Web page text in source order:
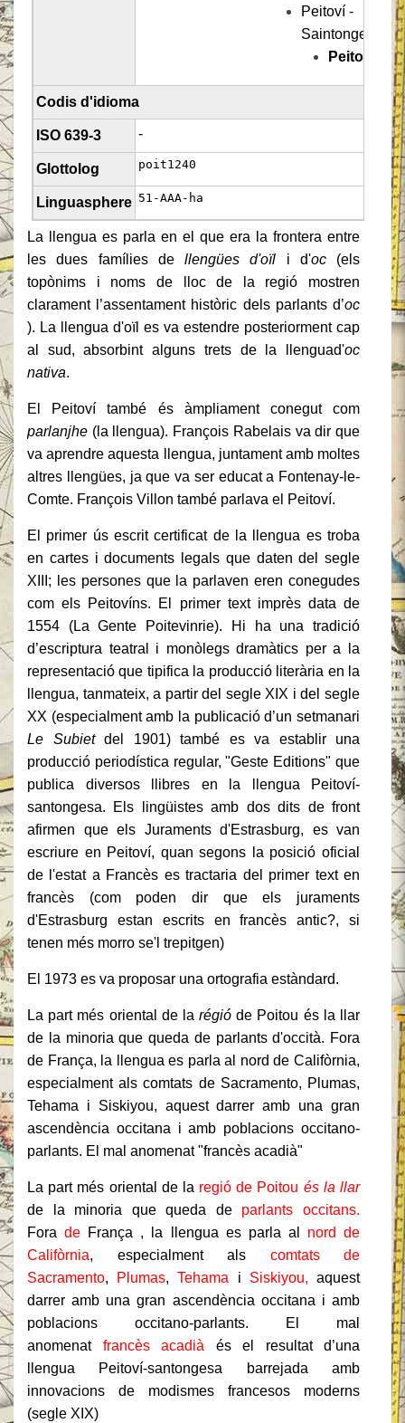
Peitoví -
Saintongeais
Peitoví
Codis d'idioma
ISO 639-3 -
Glottolog poit1240
Linguasphere 51-AAA-ha
La llengua es parla en el que era la frontera entre
les dues famílies de llengües d'oïl i d'oc(els
topònims i noms de lloc de la regió mostren
clarament l’assentament històric dels parlants d’oc
). La llengua d'oïl es va estendre posteriorment cap
al sud, absorbint alguns trets de la llenguad'oc
nativa.
El Peitoví també és àmpliament conegut com
parlanjhe (la llengua). François Rabelais va dir que
va aprendre aquesta llengua, juntament amb moltes
altres llengües, ja que va ser educat a Fontenay-le-
Comte. François Villon també parlava el Peitoví.
El primer ús escrit certificat de la llengua es troba
en cartes i documents legals que daten del segle
XIII; les persones que la parlaven eren conegudes
com els Peitovíns. El primer text imprès data de
1554 (La Gente Poitevinrie). Hi ha una tradició
d’escriptura teatral i monòlegs dramàtics per a la
representació que tipifica la producció literària en la
llengua, tanmateix, a partir del segle XIX i del segle
XX (especialment amb la publicació d’un setmanari
Le Subietdel 1901) també es va establir una
producció periodística regular, "Geste Editions" que
publica diversos llibres en la llengua Peitoví-
santongesa. Els lingüistes amb dos dits de front
afirmen que els Juraments d'Estrasburg, es van
escriure en Peitoví, quan segons la posició oficial
de l'estat a Francès es tractaria del primer text en
francès (com poden dir que els juraments
d'Estrasburg estan escrits en francès antic?, si
tenen més morro se'l trepitgen)
El 1973 es va proposar una ortografia estàndard.
La part més oriental de larégió de Poitou és la llar
de la minoria que queda de parlants d'occità. Fora
de França, la llengua es parla al nord de Califòrnia,
especialment als comtats de Sacramento, Plumas,
Tehama i Siskiyou, aquest darrer amb una gran
ascendència occitana i amb poblacions occitano-
parlants. El mal anomenat "francès acadià"
La part més oriental de la regió de Poitou és la llar
de la minoria que queda de parlants occitans.
Forade França , la llengua es parla al nord de
Califòrnia, especialment als comtats de
Sacramento, Plumas,Tehama i Siskiyou, aquest
darrer amb una gran ascendència occitana i amb
poblacions occitano-parlants. El mal
anomenat francès acadià és el resultat d’una
llengua Peitoví-santongesa barrejada amb
innovacions de modismes francesos moderns
(segle XIX)